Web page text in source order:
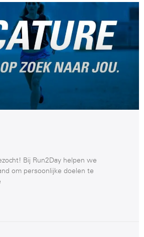
Bij Run2Day helpen we
om persoonlijke doelen te